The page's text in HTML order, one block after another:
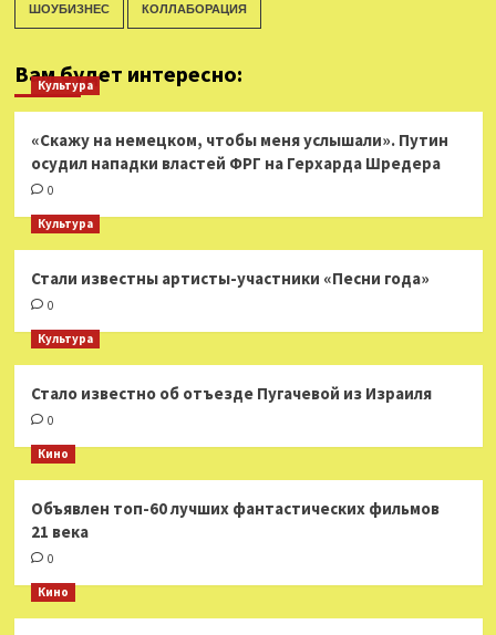
ШОУБИЗНЕС КОЛЛАБОРАЦИЯ
Вам будет интересно:
Культура
«Скажу на немецком, чтобы меня услышали». Путин
осудил нападки властей ФРГ на Герхарда Шредера
0
Культура
Стали известны артисты-участники «Песни года»
0
Культура
Стало известно об отъезде Пугачевой из Израиля
0
Кино
Объявлен топ-60 лучших фантастических фильмов
21 века
0
Кино